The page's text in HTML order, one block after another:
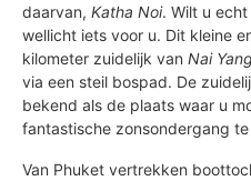
daarvan, Katha Noi. Wilt u
wellicht iets voor u. Dit kleine
kilometer zuidelijk van Nai
via een steil bospad. De
bekend als de plaats waar u
fantastische zonsondergang
Van Phuket vertrekken